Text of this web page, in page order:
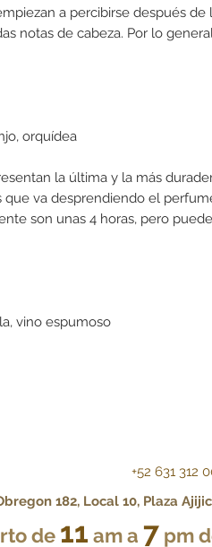
a percibirse después de
notas de cabeza. Por lo
orquídea
la última y la más
que va desprendiendo el
son unas 4 horas, pero
vino espumoso
+52 631 312
182, Local 10, Plaza
de 11 am a 7 pm